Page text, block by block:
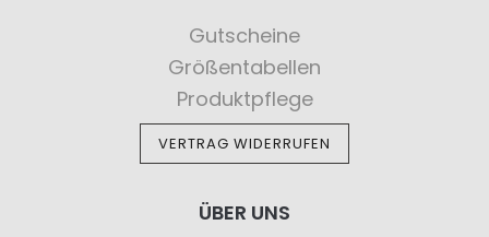
Gutscheine
Größentabellen
Produktpflege
VERTRAG WIDERRUFEN
ÜBER UNS